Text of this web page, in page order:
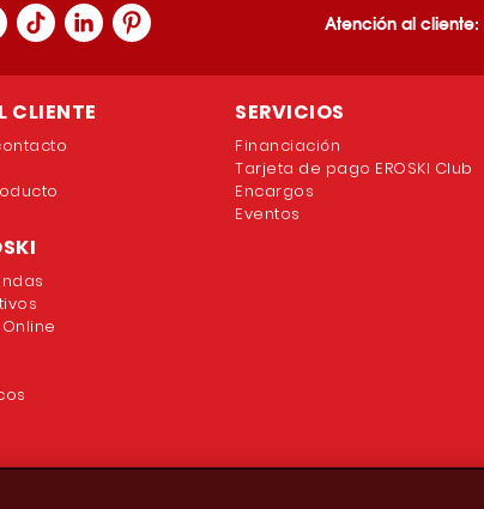
Atención al cliente:
CLIENTE SERVICIOS
Financiación
Tarjeta de pago EROSKI Club
Encargos
Eventos